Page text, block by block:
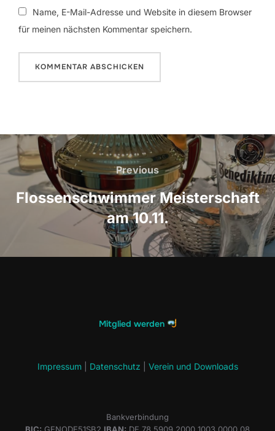
Name, E-Mail-Adresse und Website in diesem Browser
für meinen nächsten Kommentar speichern.
Beitragsnavigation
Previous
Previous
Flossenschwimmer Meisterschaft
am 10.11.
Mitglied werden
Impressum| Datenschutz Verein und Downloads
Bankverbindung